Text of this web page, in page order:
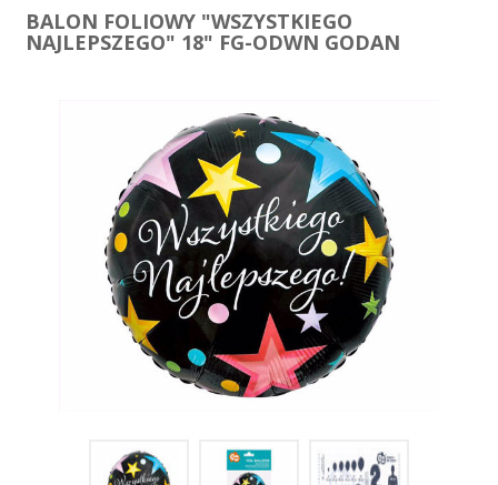
BALON FOLIOWY "WSZYSTKIEGO
NAJLEPSZEGO" 18" FG-ODWN GODAN